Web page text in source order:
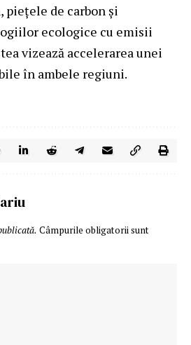
de carbon și
ecologice cu emisii
vizează accelerarea unei
în ambele regiuni.
Câmpurile obligatorii sunt